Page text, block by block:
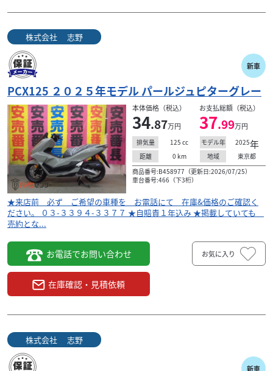
株式会社 志野
新車
PCX125 ２０２５年モデル パールジュピターグレー
本体価格（税込）
34.87万円
お支払総額（税込）
37.99万円
排気量 125 cc モデル年 2025年
距離 0 km 地域
東京都
商品番号:B458977（更新日:2026/07/25）
車台番号:466（下3桁）
★来店前 必ず ご希望の車種を お電話にて 在庫&価格のご確認く
ださい。 ０３-３３９４-３３７７ ★自賠責１年込み ★掲載していても
売約とな...
お電話でお問い合わせ
在庫確認・見積依頼
お気に入り
株式会社 志野
新車